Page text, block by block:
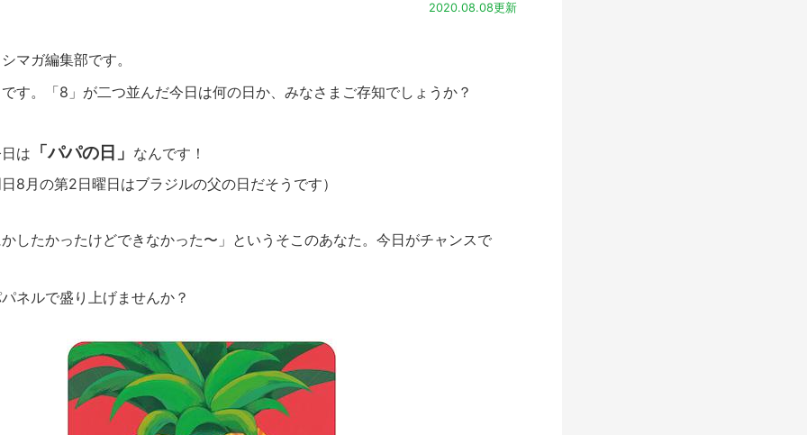
2020.08.08更新
ガ編集部です。
です。「8」が二つ並んだ今日は何の日か、みなさまご存知でしょうか？
は 「パパの日」 なんです！
月の第2日曜日はブラジルの父の日だそうです）
たかったけどできなかった〜」というそこのあなた。今日がチャンスで
ネルで盛り上げませんか？